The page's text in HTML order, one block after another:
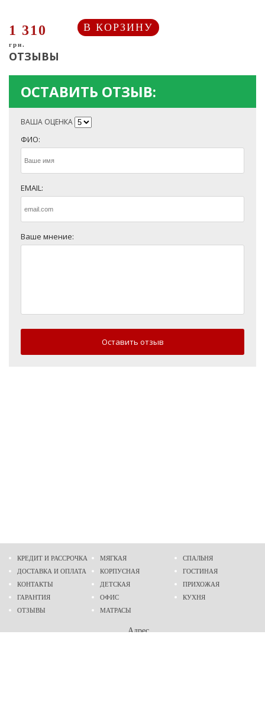
1 310
грн.
В КОРЗИНУ
ОТЗЫВЫ
ОСТАВИТЬ ОТЗЫВ:
ВАША ОЦЕНКА
ФИО:
EMAIL:
Ваше мнение:
Оставить отзыв
КРЕДИТ И РАССРОЧКА
ДОСТАВКА И ОПЛАТА
КОНТАКТЫ
ГАРАНТИЯ
ОТЗЫВЫ
МЯГКАЯ
КОРПУСНАЯ
ДЕТСКАЯ
ОФИС
МАТРАСЫ
СПАЛЬНЯ
ГОСТИНАЯ
ПРИХОЖАЯ
КУХНЯ
Адрес